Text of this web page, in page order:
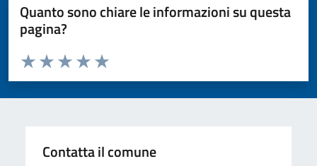
Quanto sono chiare le informazioni su questa
pagina?
Valuta da 1 a 5 stelle la pagina
Valuta 5 stelle su 5
Valuta 4 stelle su 5
Valuta 3 stelle su 5
Valuta 2 stelle su 5
Valuta 1 stelle su 5
Contatta il comune